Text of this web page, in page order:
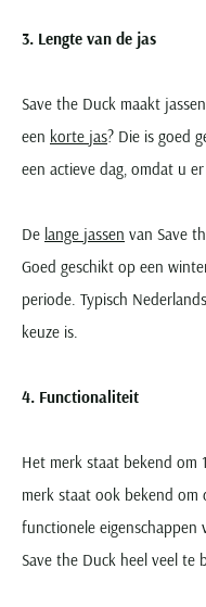
3. Lengte van de jas
Save the Duck maakt
een korte jas? Die is goed
een actieve dag, omdat u
De lange jassen van Save
Goed geschikt op een
periode. Typisch
keuze is.
4. Functionaliteit
Het merk staat bekend om
merk staat ook bekend om
functionele
Save the Duck heel veel te